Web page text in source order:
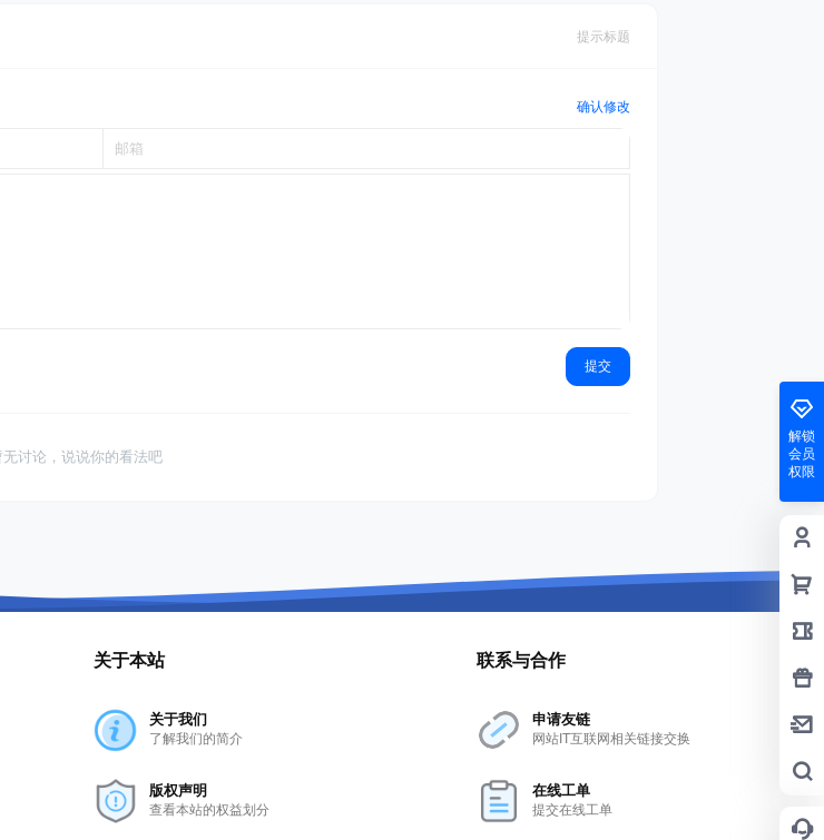
提示标题
确认修改
提交
无讨论，说说你的看法吧
解锁
会员
权限
关于本站
关于我们
了解我们的简介
版权声明
查看本站的权益划分
联系与合作
申请友链
网站IT互联网相关链接交换
在线工单
提交在线工单